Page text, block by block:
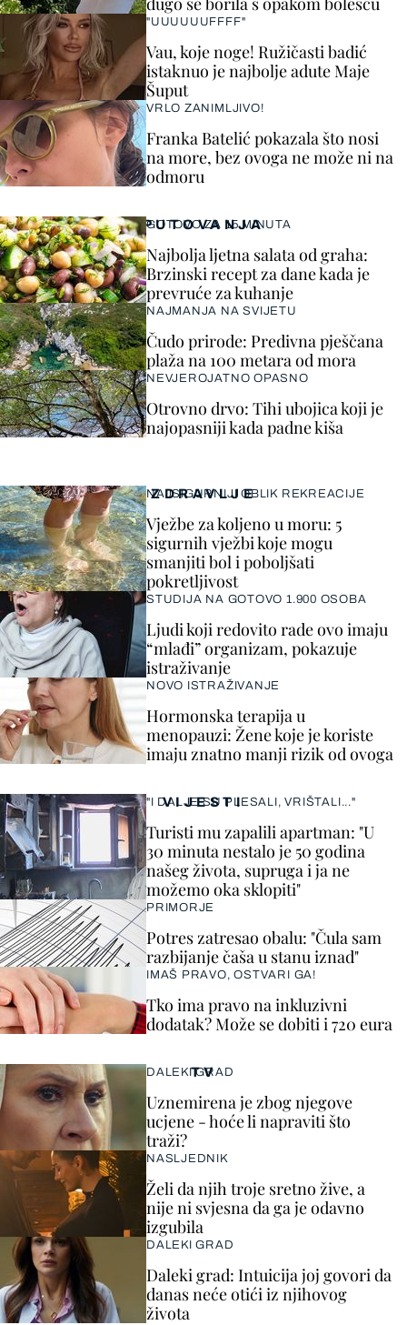
VIJESTI
"I DALJE SU PLESALI, VRIŠTALI..."
Turisti mu zapalili apartman: "U
30 minuta nestalo je 50 godina
našeg života, supruga i ja ne
možemo oka sklopiti"
PRIMORJE
Potres zatresao obalu: "Čula sam
razbijanje čaša u stanu iznad"
IMAŠ PRAVO, OSTVARI GA!
Tko ima pravo na inkluzivni
dodatak? Može se dobiti i 720 eura
"UUUUUUFFFF"
Vau, koje noge! Ružičasti badić
istaknuo je najbolje adute Maje
Šuput
VRLO ZANIMLJIVO!
Franka Batelić pokazala što nosi
na more, bez ovoga ne može ni na
odmoru
ZDRAVLJE
NAJSIGURNIJI OBLIK REKREACIJE
Vježbe za koljeno u moru: 5
sigurnih vježbi koje mogu
smanjiti bol i poboljšati
pokretljivost
STUDIJA NA GOTOVO 1.900 OSOBA
Ljudi koji redovito rade ovo imaju
“mlađi” organizam, pokazuje
istraživanje
NOVO ISTRAŽIVANJE
Hormonska terapija u
menopauzi: Žene koje je koriste
imaju znatno manji rizik od ovoga
TV
DALEKI GRAD
Uznemirena je zbog njegove
ucjene - hoće li napraviti što
traži?
NASLJEDNIK
Želi da njih troje sretno žive, a
nije ni svjesna da ga je odavno
izgubila
DALEKI GRAD
Daleki grad: Intuicija joj govori da
danas neće otići iz njihovog
života
PUTOVANJA
GOTOVO ZA 15 MINUTA
Najbolja ljetna salata od graha:
Brzinski recept za dane kada je
prevruće za kuhanje
NAJMANJA NA SVIJETU
Čudo prirode: Predivna pješčana
plaža na 100 metara od mora
NEVJEROJATNO OPASNO
Otrovno drvo: Tihi ubojica koji je
najopasniji kada padne kiša